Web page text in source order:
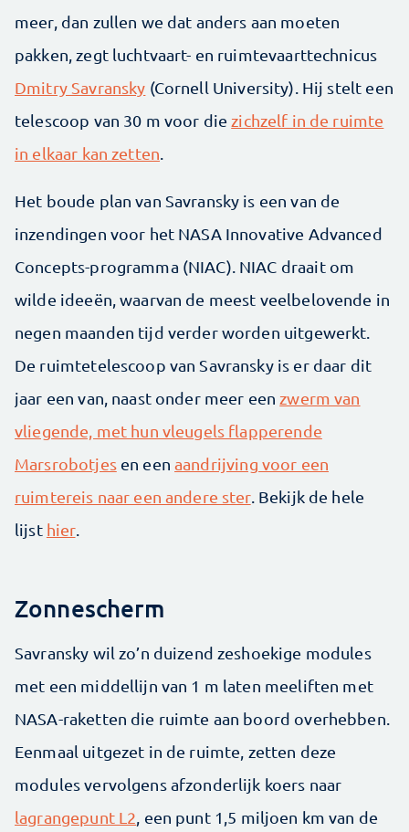
meer, dan zullen we dat anders aan moeten
pakken, zegt luchtvaart- en ruimtevaarttechnicus
Dmitry Savransky (Cornell University). Hij stelt een
telescoop van 30 m voor die zichzelf in de ruimte
in elkaar kan zetten.
Het boude plan van Savransky is een van de
inzendingen voor het NASA Innovative Advanced
Concepts-programma (NIAC). NIAC draait om
wilde ideeën, waarvan de meest veelbelovende in
negen maanden tijd verder worden uitgewerkt.
De ruimtetelescoop van Savransky is er daar dit
jaar een van, naast onder meer een zwerm van
vliegende, met hun vleugels flapperende
Marsrobotjesen eenaandrijving voor een
ruimtereis naar een andere ster. Bekijk de hele
lijst hier.
Zonnescherm
Savransky wil zo’n duizend zeshoekige modules
met een middellijn van 1 m laten meeliften met
NASA-raketten die ruimte aan boord overhebben.
Eenmaal uitgezet in de ruimte, zetten deze
modules vervolgens afzonderlijk koers naar
lagrangepunt L2, een punt 1,5 miljoen km van de